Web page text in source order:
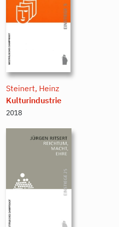
Steinert, Heinz
Kulturindustrie
2018